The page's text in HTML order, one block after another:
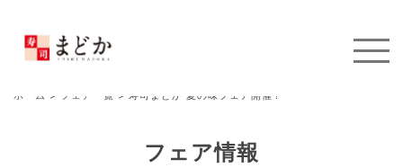
ホーム > フェア一覧 > 寿司まどか 夏の味フェア開催！
フェア情報